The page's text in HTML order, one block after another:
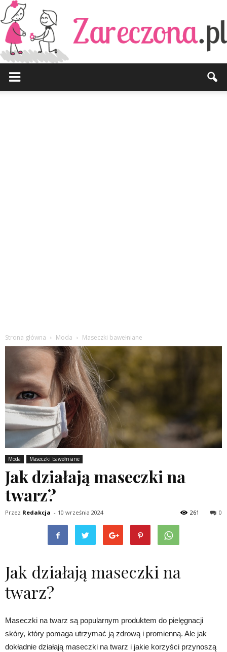
Strona główna Moda Maseczki bawełniane
Moda Maseczki bawełniane
Jak działają maseczki na
twarz?
Przez Redakcja - 10 września 2024 0
261
Jak działają maseczki na
twarz?
Maseczki na twarz są popularnym produktem do pielęgnacji
skóry, który pomaga utrzymać ją zdrową i promienną. Ale jak
dokładnie działają maseczki na twarz i jakie korzyści przynoszą